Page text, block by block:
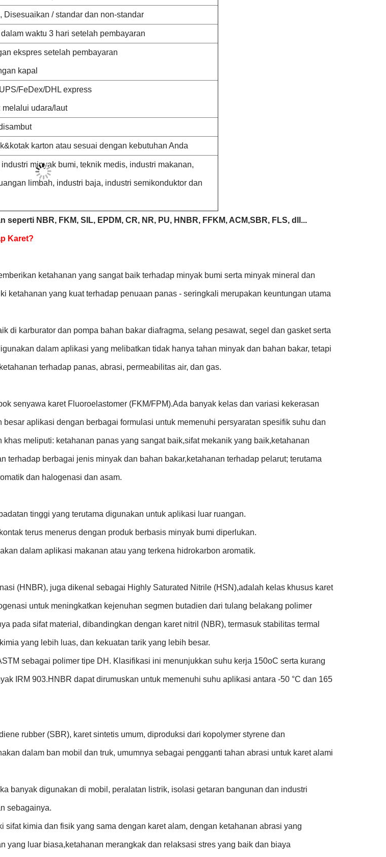
Disesuaikan / standar dan non-standar
waktu 3 hari setelah pembayaran
ekspres setelah pembayaran
kapal
FeDex/DHL express
melalui udara/laut
karton atau sesuai dengan kebutuhan Anda
minyak bumi, teknik medis, industri makanan,
limbah, industri baja, industri semikonduktor dan
seperti NBR, FKM, SIL, EPDM, CR, NR, PU, HNBR, FFKM, ACM,SBR, FLS, dll...
Karet?
ketahanan yang sangat baik terhadap minyak bumi serta minyak mineral dan
ketahanan yang kuat terhadap penuaan panas - seringkali merupakan keuntungan utama
di karburator dan pompa bahan bakar diafragma, selang pesawat, segel dan gasket serta
dalam aplikasi yang melibatkan tidak hanya tahan minyak dan bahan bakar, tetapi
terhadap panas, abrasi, permeabilitas air, dan gas.
senyawa karet Fluoroelastomer (FKM/FPM).Ada banyak kelas dan variasi kekerasan
besar aplikasi dengan berbagai formulasi untuk memenuhi persyaratan spesifik suhu dan
khas meliputi: ketahanan panas yang sangat baik,sifat mekanik yang baik,ketahanan
terhadap berbagai jenis minyak dan bahan bakar,ketahanan terhadap pelarut; terutama
dan halogenasi dan asam.
tinggi yang terutama digunakan untuk aplikasi luar ruangan.
terus menerus dengan produk berbasis minyak bumi diperlukan.
dalam aplikasi makanan atau yang terkena hidrokarbon aromatik.
(HNBR), juga dikenal sebagai Highly Saturated Nitrile (HSN),adalah kelas khusus karet
untuk meningkatkan kejenuhan segmen butadien dari tulang belakang polimer
pada sifat material, dibandingkan dengan karet nitril (NBR), termasuk stabilitas termal
yang lebih luas, dan kekuatan tarik yang lebih besar.
sebagai polimer tipe DH. Klasifikasi ini menunjukkan suhu kerja 150oC serta kurang
IRM 903.HNBR dapat dirumuskan untuk memenuhi suhu aplikasi antara -50 °C dan 165
rubber (SBR), karet sintetis umum, diproduksi dari kopolymer styrene dan
dalam ban mobil dan truk, umumnya sebagai pengganti tahan abrasi untuk karet alami
banyak digunakan di mobil, peralatan listrik, isolasi getaran bangunan dan industri
sebagainya.
sifat kimia dan fisik yang sama dengan karet alam, dengan ketahanan abrasi yang
yang luar biasa,ketahanan merangkak dan relaksasi stres yang baik dan biaya